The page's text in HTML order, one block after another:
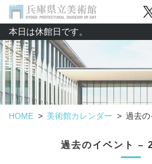
本日は休館日です。
HOME 美術館カレンダー 過去
過去のイベント –